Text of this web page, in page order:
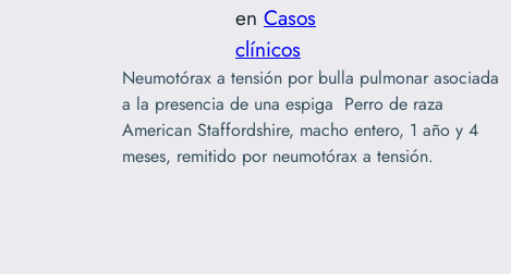
en Casos
clínicos
Neumotórax a tensión por bulla pulmonar asociada
a la presencia de una espiga Perro de raza
American Staffordshire, macho entero, 1 año y 4
meses, remitido por neumotórax a tensión.